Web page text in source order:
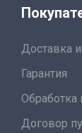
Доставка
Гарантия
Обработка
Договор